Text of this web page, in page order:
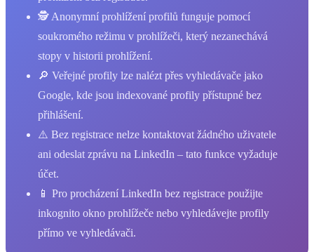
🕵️ Anonymní prohlížení profilů funguje pomocí
soukromého režimu v prohlížeči, který nezanechává
stopy v historii prohlížení.
🔎 Veřejné profily lze nalézt přes vyhledávače jako
Google, kde jsou indexované profily přístupné bez
přihlášení.
⚠️ Bez registrace nelze kontaktovat žádného uživatele
ani odeslat zprávu na LinkedIn – tato funkce vyžaduje
účet.
📱 Pro procházení LinkedIn bez registrace použijte
inkognito okno prohlížeče nebo vyhledávejte profily
přímo ve vyhledávači.